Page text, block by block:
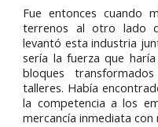
Fue entonces cuando
terrenos al otro lado
levantó esta industria
sería la fuerza que
bloques
talleres. Había
la competencia a los
mercancía inmediata con